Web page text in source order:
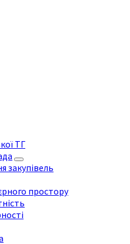
ТГ
закупівель
простору